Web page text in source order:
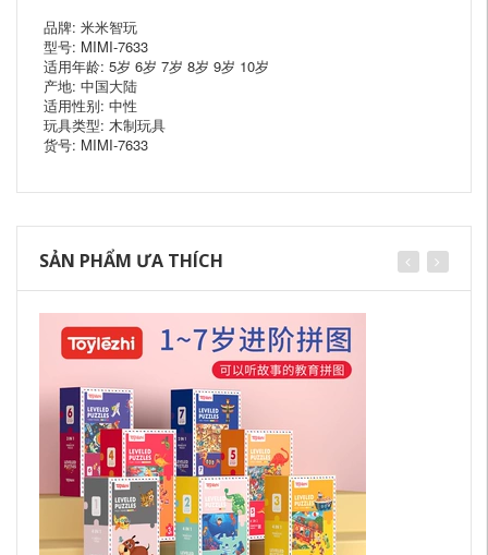
品牌: 米米智玩
型号: MIMI-7633
适用年龄: 5岁 6岁 7岁 8岁 9岁 10岁
产地: 中国大陆
适用性别: 中性
玩具类型: 木制玩具
货号: MIMI-7633
SẢN PHẨM ƯA THÍCH